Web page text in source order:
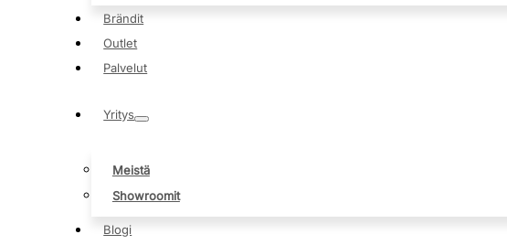
Brändit
Outlet
Palvelut
Yritys
Meistä
Showroomit
Blogi